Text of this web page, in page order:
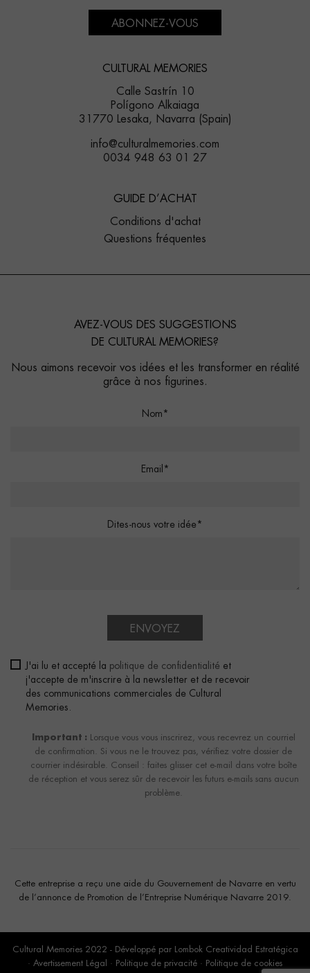
ABONNEZ-VOUS
CULTURAL MEMORIES
Calle Sastrín 10
Polígono Alkaiaga
31770 Lesaka, Navarra (Spain)
info@culturalmemories.com
0034 948 63 01 27
GUIDE D’ACHAT
Conditions d'achat
Questions fréquentes
AVEZ-VOUS DES SUGGESTIONS
DE CULTURAL MEMORIES?
Nous aimons recevoir vos idées et les transformer en réalité
grâce à nos figurines.
Nom*
Email*
Dites-nous votre idée*
ENVOYEZ
J'ai lu et accepté la politique de confidentialité et
j'accepte de m'inscrire à la newsletter et de recevoir
des communications commerciales de Cultural
Memories.
Important : Lorsque vous vous inscrirez, vous recevrez un courriel
de confirmation. Si vous ne le trouvez pas, vérifiez votre dossier de
courrier indésirable. Conseil : faites glisser cet e-mail dans votre boîte
de réception et vous serez sûr de recevoir les futurs e-mails sans aucun
problème.
Cette entreprise a reçu une aide du Gouvernement de Navarre en vertu
de l’annonce de Promotion de l’Entreprise Numérique Navarre 2019.
Cultural Memories 2022 - Développé par Lombok Creatividad Estratégica
· Avertissement Légal · Politique de privacité · Politique de cookies